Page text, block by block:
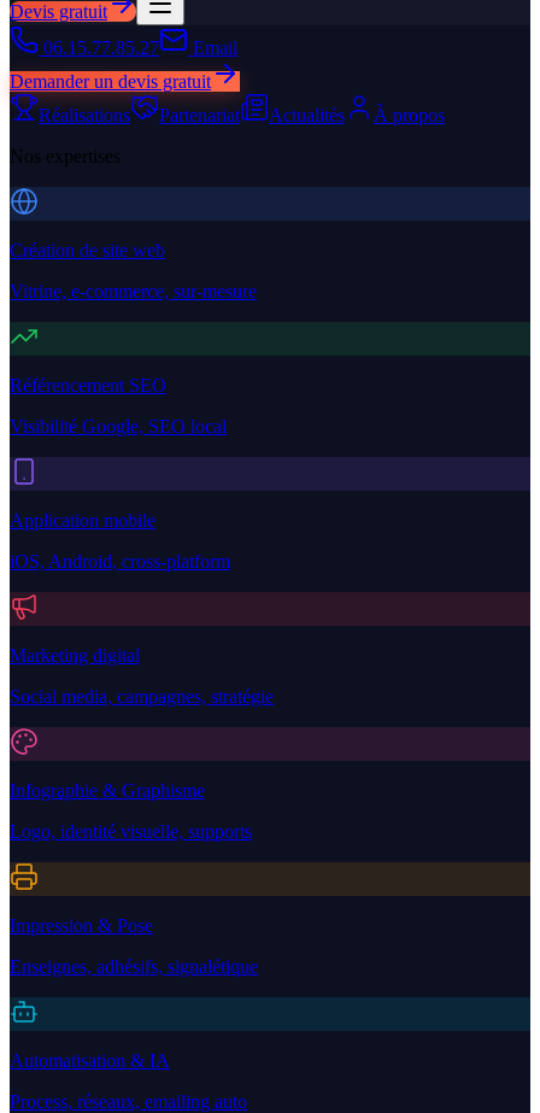
Devis gratuit
06.15.77.85.27
Email
Demander un devis gratuit
Réalisations
Partenariat Actualités
À propos
Nos expertises
Création de site web
Vitrine, e-commerce, sur-mesure
Référencement SEO
Visibilité Google, SEO local
Application mobile
iOS, Android, cross-platform
Marketing digital
Social media, campagnes, stratégie
Infographie & Graphisme
Logo, identité visuelle, supports
Impression & Pose
Enseignes, adhésifs, signalétique
Automatisation & IA
Process, réseaux, emailing auto